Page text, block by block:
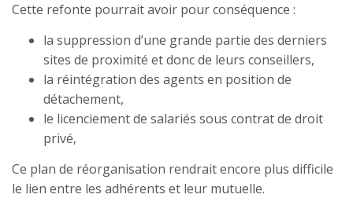
Cette refonte pourrait avoir pour conséquence :
la suppression d’une grande partie des derniers
sites de proximité et donc de leurs conseillers,
la réintégration des agents en position de
détachement,
le licenciement de salariés sous contrat de droit
privé,
Ce plan de réorganisation rendrait encore plus difficile
le lien entre les adhérents et leur mutuelle.